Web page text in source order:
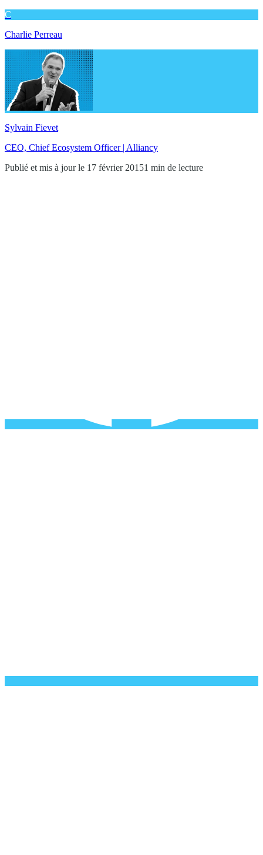
C
Charlie Perreau
Sylvain Fievet
CEO, Chief Ecosystem Officer | Alliancy
Publié et mis à jour le 17 février 20151 min de lecture